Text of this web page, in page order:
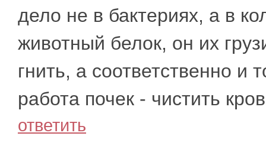
дело не в бактериях, а в
животный белок, он их
гнить, а соответственно и
работа почек - чистить
ответить